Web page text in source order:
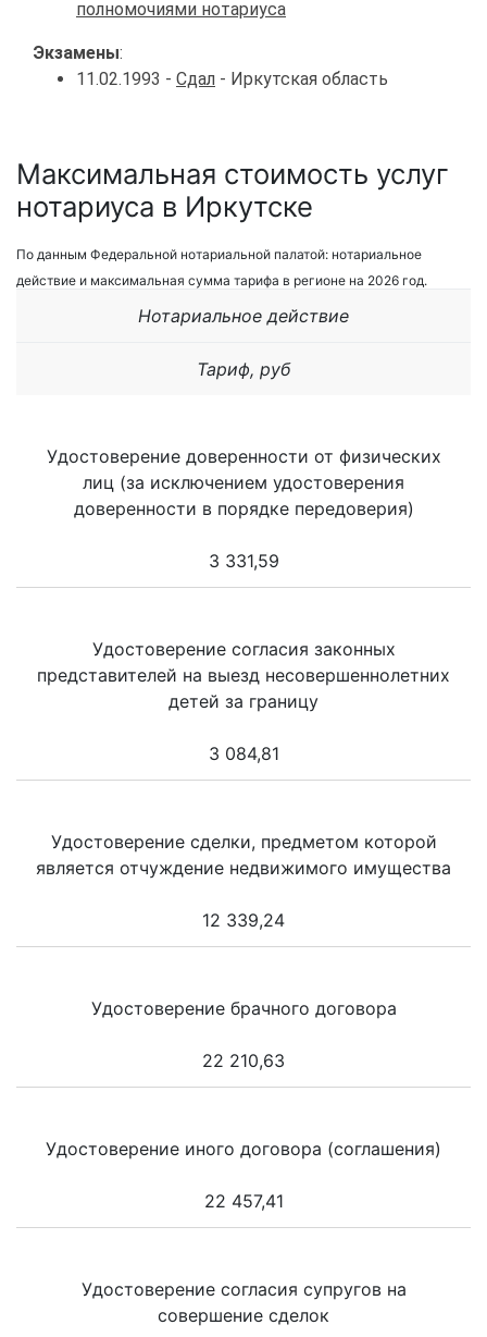
полномочиями нотариуса
Экзамены:
11.02.1993 - Сдал - Иркутская область
Максимальная стоимость услуг
нотариуса в Иркутске
По данным Федеральной нотариальной палатой: нотариальное
действие и максимальная сумма тарифа в регионе на 2026 год.
Нотариальное действие
Тариф, руб
Удостоверение доверенности от физических
лиц (за исключением удостоверения
доверенности в порядке передоверия)
3 331,59
Удостоверение согласия законных
представителей на выезд несовершеннолетних
детей за границу
3 084,81
Удостоверение сделки, предметом которой
является отчуждение недвижимого имущества
12 339,24
Удостоверение брачного договора
22 210,63
Удостоверение иного договора (соглашения)
22 457,41
Удостоверение согласия супругов на
совершение сделок